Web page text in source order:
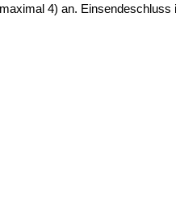
4) an. Einsendeschluss